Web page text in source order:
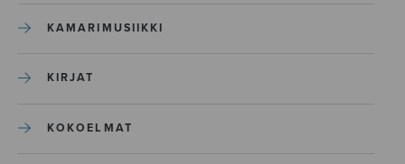
KAMARIMUSIIKKI
KIRJAT
KOKOELMAT